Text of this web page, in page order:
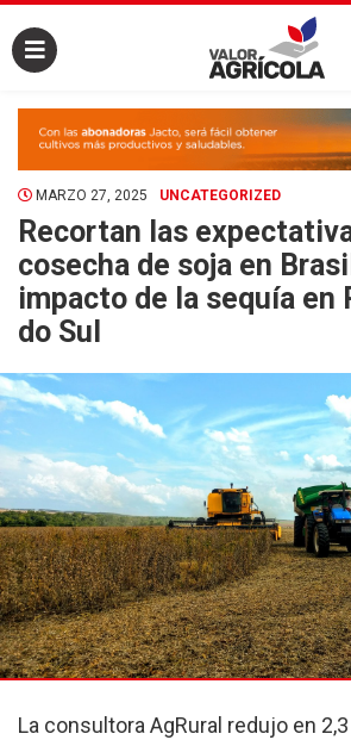
MARZO 27, 2025 UNCATEGORIZED
Recortan las
cosecha de soja en
impacto de la sequía en
do Sul
La consultora AgRural redujo en